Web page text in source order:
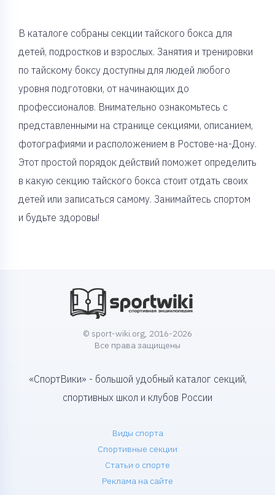
В каталоге собраны секции тайского бокса для
детей, подростков и взрослых. Занятия и тренировки
по тайскому боксу доступны для людей любого
уровня подготовки, от начинающих до
профессионалов. Внимательно ознакомьтесь с
представленными на странице секциями, описанием,
фотографиями и расположением в Ростове-на-Дону.
Этот простой порядок действий поможет определить
в какую секцию тайского бокса стоит отдать своих
детей или записаться самому. Занимайтесь спортом
и будьте здоровы!
© sport-wiki.org, 2016-2026
Все права защищены
«СпортВики» - большой удобный каталог секций,
спортивных школ и клубов России
Виды спорта
Спортивные секции
Статьи о спорте
Реклама на сайте